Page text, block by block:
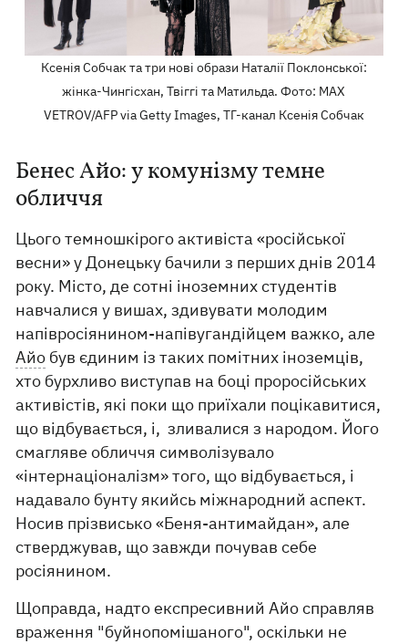
Ксенія Собчак та три нові образи Наталії Поклонської:
жінка-Чингісхан, Твіггі та Матильда. Фото: MAX
VETROV/AFP via Getty Images, ТГ-канал Ксенія Собчак
Бенес Айо: у комунізму темне
обличчя
Цього темношкірого активіста «російської
весни» у Донецьку бачили з перших днів 2014
року. Місто, де сотні іноземних студентів
навчалися у вишах, здивувати молодим
напівросіянином-напівугандійцем важко, але
Айо був єдиним із таких помітних іноземців,
хто бурхливо виступав на боці проросійських
активістів, які поки що приїхали поцікавитися,
що відбувається, і, зливалися з народом. Його
смагляве обличчя символізувало
«інтернаціоналізм» того, що відбувається, і
надавало бунту якийсь міжнародний аспект.
Носив прізвисько «Беня-антимайдан», але
стверджував, що завжди почував себе
росіянином.
Щоправда, надто експресивний Айо справляв
враження "буйнопомішаного", оскільки не